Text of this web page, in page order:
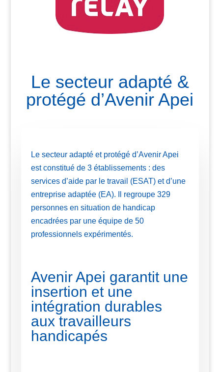
Le secteur adapté &
protégé d’Avenir Apei
Le secteur adapté et protégé d’Avenir Apei
est constitué de 3 établissements : des
services d’aide par le travail (ESAT) et d’une
entreprise adaptée (EA). Il regroupe 329
personnes en situation de handicap
encadrées par une équipe de 50
professionnels expérimentés.
Avenir Apei garantit une
insertion et une
intégration durables
aux travailleurs
handicapés